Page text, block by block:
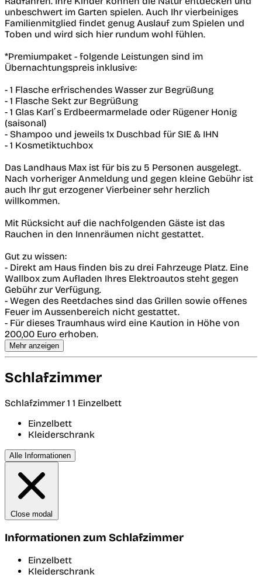
unbeschwert im Garten spielen. Auch Ihr vierbeiniges
Familienmitglied findet genug Auslauf zum Spielen und
Toben und wird sich hier rundum wohl fühlen.
*Premiumpaket - folgende Leistungen sind im
Übernachtungspreis inklusive:
- 1 Flasche erfrischendes Wasser zur Begrüßung
- 1 Flasche Sekt zur Begrüßung
- 1 Glas Karl´s Erdbeermarmelade oder Rügener Honig
(saisonal)
- Shampoo und jeweils 1x Duschbad für SIE & IHN
- 1 Kosmetiktuchbox
Das Landhaus Max ist für bis zu 5 Personen ausgelegt.
Nach vorheriger Anmeldung und gegen kleine Gebühr ist
auch Ihr gut erzogener Vierbeiner sehr herzlich
willkommen.
Mit Rücksicht auf die nachfolgenden Gäste ist das
Rauchen in den Innenräumen nicht gestattet.
Gut zu wissen:
- Direkt am Haus finden bis zu drei Fahrzeuge Platz. Eine
Wallbox zum Aufladen Ihres Elektroautos steht gegen
Gebühr zur Verfügung.
- Wegen des Reetdaches sind das Grillen sowie offenes
Feuer im Aussenbereich nicht gestattet.
- Für dieses Traumhaus wird eine Kaution in Höhe von
200,00 Euro erhoben.
Mehr anzeigen
Schlafzimmer
Schlafzimmer 1 1 Einzelbett
Einzelbett
Kleiderschrank
Alle Informationen
Close modal
Informationen zum Schlafzimmer
Einzelbett
Kleiderschrank